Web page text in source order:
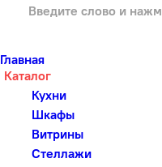
Главная
Каталог
Кухни
Шкафы
Витрины
Стеллажи